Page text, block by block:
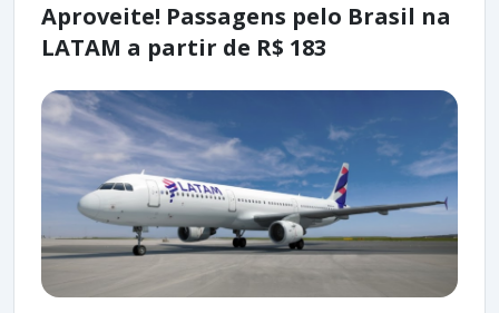
Aproveite! Passagens pelo Brasil na
LATAM a partir de R$ 183